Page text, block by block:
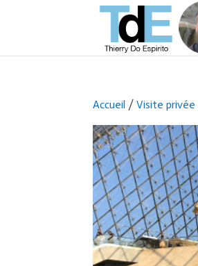
Accueil /Visite privée